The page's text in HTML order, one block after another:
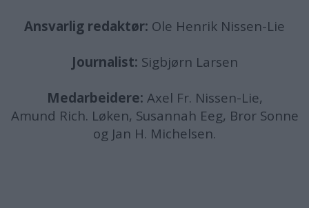
Ansvarlig redaktør: Ole Henrik Nissen-Lie
Journalist: Sigbjørn Larsen
Medarbeidere: Axel Fr. Nissen-Lie,
Amund Rich. Løken, Susannah Eeg, Bror Sonne
og Jan H. Michelsen.